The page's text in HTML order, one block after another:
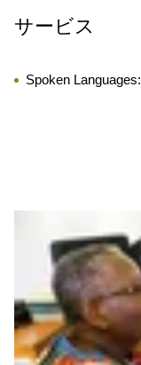
サービス
Spoken Languages: